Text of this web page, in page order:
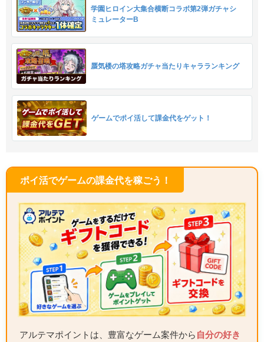
学園ヒロイン大集合横断コラボ第2弾ガチャシ
ミュレーターB
蜃気楼の塔攻略ガチャ当たりキャラランキング
ゲームでポイ活して課金代をゲット！
ポイ活でゲームの課金代を稼ごう！
アルテマポイントは、豊富なゲーム案件から 自分の好き